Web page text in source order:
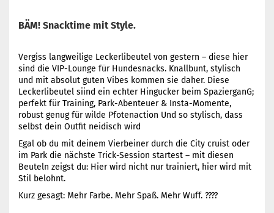
BÄM! Snacktime mit Style.
Vergiss langweilige Leckerlibeutel von gestern – diese hier
sind die VIP-Lounge für Hundesnacks. Knallbunt, stylisch
und mit absolut guten Vibes kommen sie daher. Diese
Leckerlibeutel siind ein echter Hingucker beim SpazierganG;
perfekt für Training, Park-Abenteuer & Insta-Momente,
robust genug für wilde Pfotenaction Und so stylisch, dass
selbst dein Outfit neidisch wird
Egal ob du mit deinem Vierbeiner durch die City cruist oder
im Park die nächste Trick-Session startest – mit diesen
Beuteln zeigst du: Hier wird nicht nur trainiert, hier wird mit
Stil belohnt.
Kurz gesagt: Mehr Farbe. Mehr Spaß. Mehr Wuff. ????